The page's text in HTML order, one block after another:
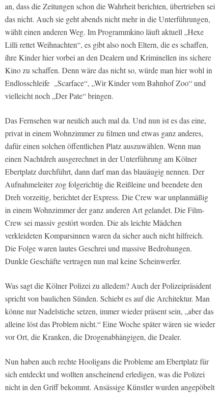
an, dass die Zeitungen schon die Wahrheit berichten, übertrieben sei
das nicht. Auch sie geht abends nicht mehr in die Unterführungen,
wählt einen anderen Weg. Im Programmkino läuft aktuell „Hexe
Lilli rettet Weihnachten“, es gibt also noch Eltern, die es schaffen,
ihre Kinder hier vorbei an den Dealern und Kriminellen ins sichere
Kino zu schaffen. Denn wäre das nicht so, würde man hier wohl in
Endlosschleife „Scarface“, „Wir Kinder vom Bahnhof Zoo“ und
vielleicht noch „Der Pate“ bringen.
Das Fernsehen war neulich auch mal da. Und nun ist es das eine,
privat in einem Wohnzimmer zu filmen und etwas ganz anderes,
dafür einen solchen öffentlichen Platz auszuwählen. Wenn man
einen Nachtdreh ausgerechnet in der Unterführung am Kölner
Ebertplatz durchführt, dann darf man das blauäugig nennen. Der
Aufnahmeleiter zog folgerichtig die Reißleine und beendete den
Dreh vorzeitig, berichtet der Express. Die Crew war unplanmäßig
in einem Wohnzimmer der ganz anderen Art gelandet. Die Film-
Crew sei massiv gestört worden. Die als leichte Mädchen
verkleideten Komparsinnen waren da sicher auch nicht hilfreich.
Die Folge waren lautes Geschrei und massive Bedrohungen.
Dunkle Geschäfte vertragen nun mal keine Scheinwerfer.
Was sagt die Kölner Polizei zu alledem? Auch der Polizeipräsident
spricht von baulichen Sünden. Schiebt es auf die Architektur. Man
könne nur Nadelstiche setzen, immer wieder präsent sein, „aber das
alleine löst das Problem nicht.“ Eine Woche später wären sie wieder
vor Ort, die Kranken, die Drogenabhängigen, die Dealer.
Nun haben auch rechte Hooligans die Probleme am Ebertplatz für
sich entdeckt und wollten anscheinend erledigen, was die Polizei
nicht in den Griff bekommt. Ansässige Künstler wurden angepöbelt